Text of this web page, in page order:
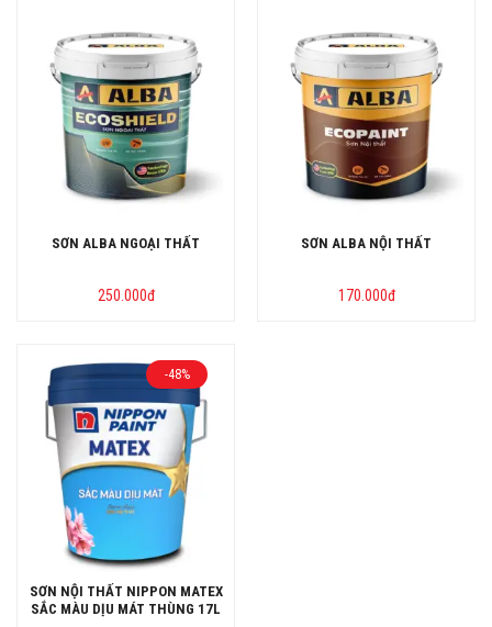
SƠN ALBA NGOẠI THẤT
250.000đ
SƠN ALBA NỘI THẤT
170.000đ
-48%
SƠN NỘI THẤT NIPPON MATEX
SẮC MÀU DỊU MÁT THÙNG 17L